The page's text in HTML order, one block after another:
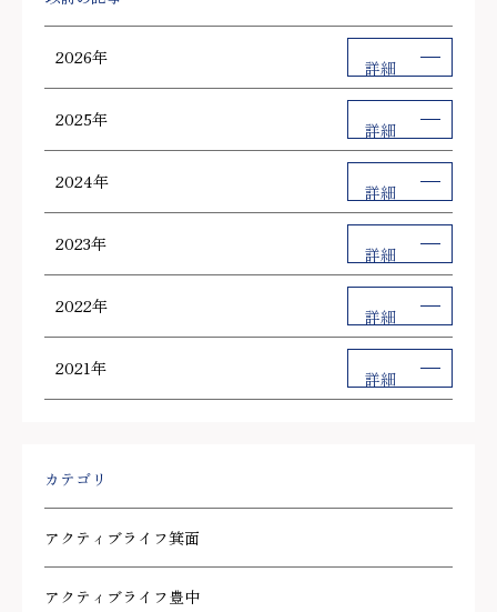
2026年 詳細
2025年 詳細
2024年 詳細
2023年 詳細
2022年 詳細
2021年 詳細
カテゴリ
アクティブライフ箕面
アクティブライフ豊中